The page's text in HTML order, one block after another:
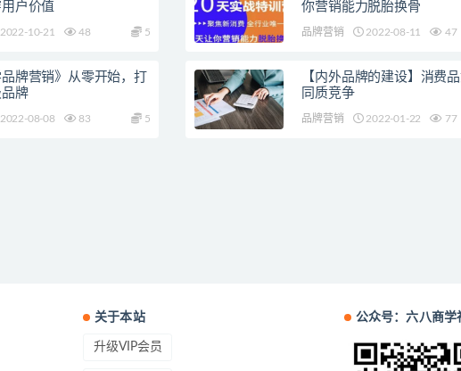
户价值
2022-10-21 48 5
你营销能力脱胎换骨
品牌营销 2022-08-11 47
牌营销》从零开始，打
牌
2022-08-08 83 5
【内外品牌的建设】消费
同质竞争
品牌营销 2022-01-22 77
关于本站
升级VIP会员
公众号：六八商学